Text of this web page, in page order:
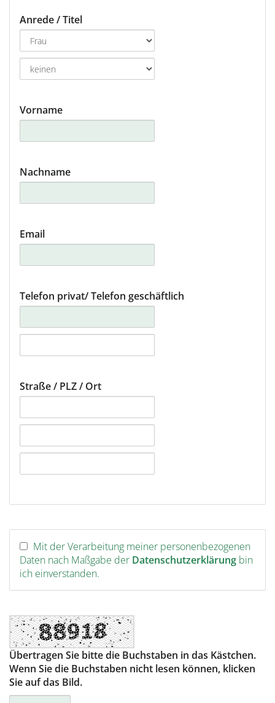
Hamburg
Hannover
Wien
Anrede / Titel
Vorname
Nachname
Email
Telefon privat/ Telefon geschäftlich
Straße / PLZ / Ort
Daten nach Maßgabe der Datenschutzerklärung bin
ich einverstanden.
Übertragen Sie bitte die Buchstaben in das Kästchen.
Wenn Sie die Buchstaben nicht lesen können, klicken
Sie auf das Bild.